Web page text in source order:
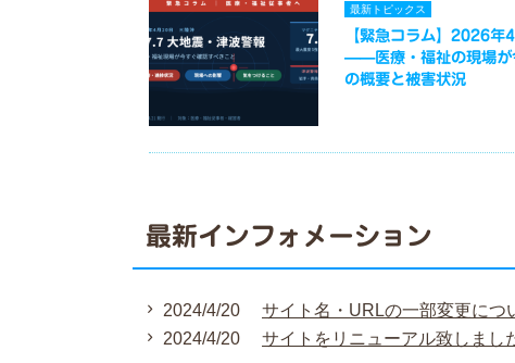
最新トピックス
【緊急コラム】2026
——医療・福祉の現場が
の概要と被害状況
最新インフォメーション
2024/4/20
サイト名・URLの一部変更につ
2024/4/20
サイトをリニューアル致しまし